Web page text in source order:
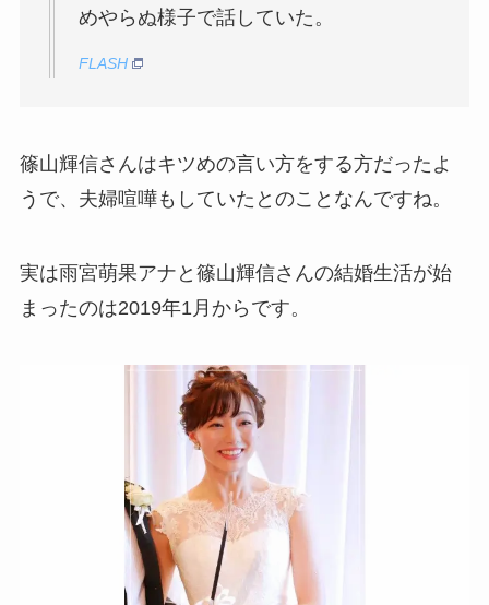
めやらぬ様子で話していた。
FLASH
篠山輝信さんはキツめの言い方をする方だったよ
うで、夫婦喧嘩もしていたとのことなんですね。
実は雨宮萌果アナと篠山輝信さんの結婚生活が始
まったのは2019年1月からです。